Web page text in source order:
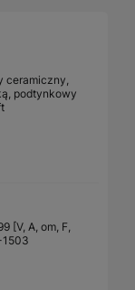
ceramiczny,
podtynkowy
[V, A, om, F,
1503